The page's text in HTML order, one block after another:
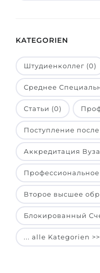
BERATUNG BUCHEN
KATEGORIEN
Штудиенколлег (0)
Среднее
Статьи (0)
Поступление
Аккредитация
Второе высшее
Блокированный
... alle Kategorien >>